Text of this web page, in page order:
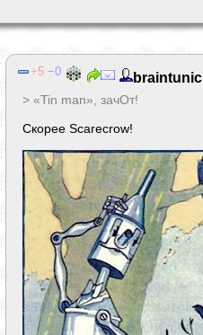
5 0 braintunic
> «Tin man», зачОт!
Скорее Scarecrow!